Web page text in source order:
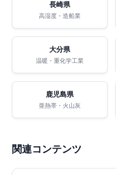
長崎県
高湿度・造船業
大分県
温暖・重化学工業
鹿児島県
亜熱帯・火山灰
関連コンテンツ